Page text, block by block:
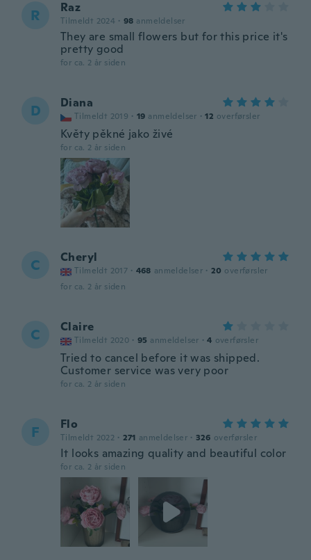
R Raz
Tilmeldt 2024 · 98 anmeldelser
They are small flowers but for this price it's
pretty good
for ca. 2 år siden
D Diana
Tilmeldt 2019 · 19 anmeldelser · 12 overførsler
Květy pěkné jako živé
for ca. 2 år siden
C Cheryl
Tilmeldt 2017 · 468 anmeldelser · 20 overførsler
for ca. 2 år siden
C Claire
Tilmeldt 2020 · 95 anmeldelser · 4 overførsler
Tried to cancel before it was shipped.
Customer service was very poor
for ca. 2 år siden
F Flo
Tilmeldt 2022 · 271 anmeldelser · 326 overførsler
It looks amazing quality and beautiful color
for ca. 2 år siden